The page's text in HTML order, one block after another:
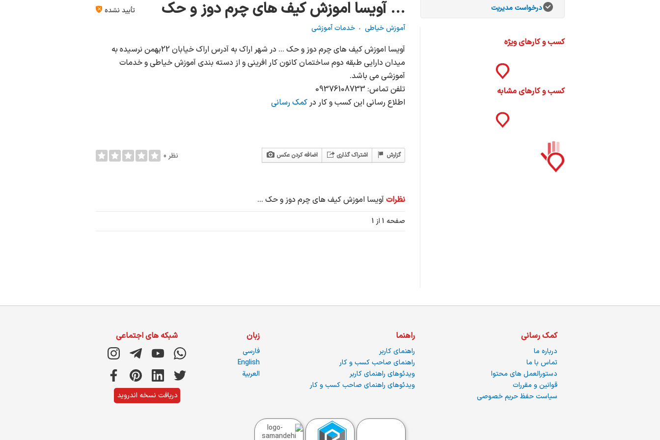
آویسا اموزش کیف های چرم دوز و حک ...
تأیید نشده
آموزش خیاطی
خدمات آموزشی
آویسا اموزش کیف های چرم دوز و حک ... در شهر اراک به آدرس اراک خیابان 22بهمن نرسیده به
میدان دارایی طبقه دوم ساختمان کانون کار افرینی و از دسته بندی آموزش خیاطی و خدمات
آموزشی می باشد.
تلفن تماس: 09376108733
اطلاع رسانی این کسب و کار درکمک رسانی
اضافه کردن عکس اشتراک گذاری گزارش 0 نظر
نظراتآویسا اموزش کیف های چرم دوز و حک ...
صفحه 1 از 1
درخواست مدیریت
کسب و کارهای ویژه
کسب و کارهای مشابه
کمک رسانی
درباره ما
تماس با ما
دستورالعمل های محتوا
قوانین و مقررات
سیاست حفظ حریم خصوصی
راهنما
راهنمای کاربر
راهنمای صاحب کسب و کار
ویدئوهای راهنمای کاربر
ویدئوهای راهنمای صاحب کسب و کار
زبان
فارسی
English
العربية
شبکه های اجتماعی
دریافت نسخه اندروید